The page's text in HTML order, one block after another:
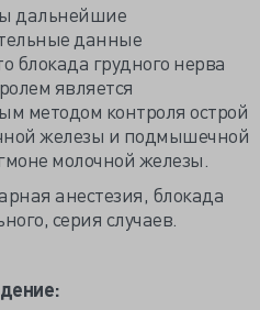
дальнейшие
данные
блокада грудного нерва
является
методом контроля острой
железы и подмышечной
молочной железы.
анестезия, блокада
серия случаев.